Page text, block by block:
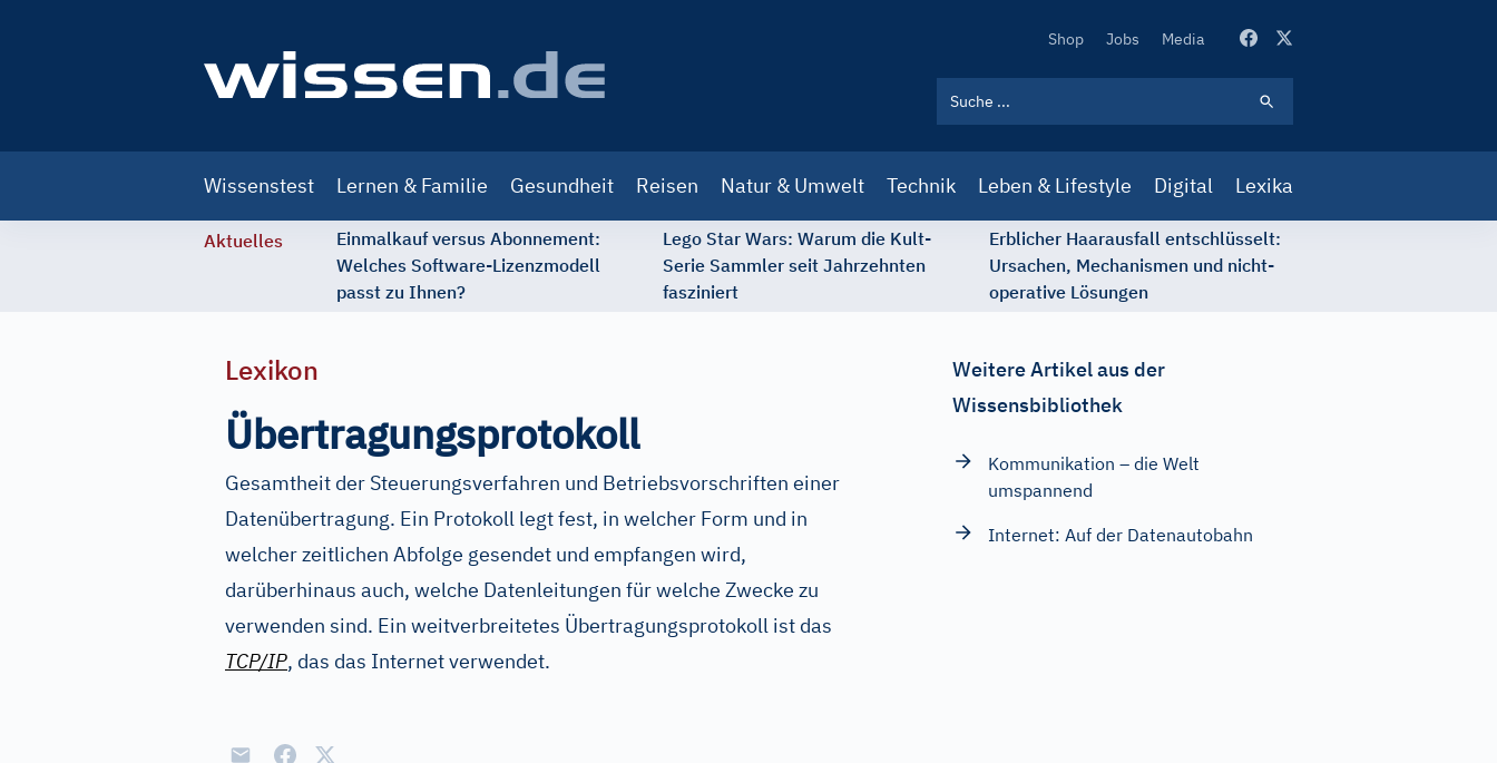
Secondary
Shop Jobs Media
navigation
Wissenstest Lernen & Familie Gesundheit Reisen Natur & Umwelt Technik Leben & Lifestyle Digital Lexika
Aktuelles
Einmalkauf versus Abonnement:
Welches Software-Lizenzmodell
passt zu Ihnen?
Lego Star Wars: Warum die Kult-
Serie Sammler seit Jahrzehnten
fasziniert
Erblicher Haarausfall entschlüsselt:
Ursachen, Mechanismen und nicht-
operative Lösungen
Lexikon
Übertragungsprotokoll
Gesamtheit der Steuerungsverfahren und Betriebsvorschriften einer
Datenübertragung. Ein Protokoll legt fest, in welcher Form und in
welcher zeitlichen Abfolge gesendet und empfangen wird,
darüberhinaus auch, welche Datenleitungen für welche Zwecke zu
verwenden sind. Ein weitverbreitetes Übertragungsprotokoll ist das
TCP/IP, das das Internet verwendet.
Weitere Artikel aus der
Wissensbibliothek
Kommunikation – die Welt
umspannend
Internet: Auf der Datenautobahn